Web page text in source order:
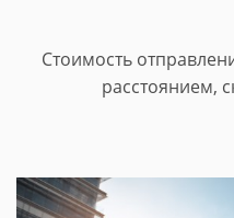
Стоимость
расстоянием,